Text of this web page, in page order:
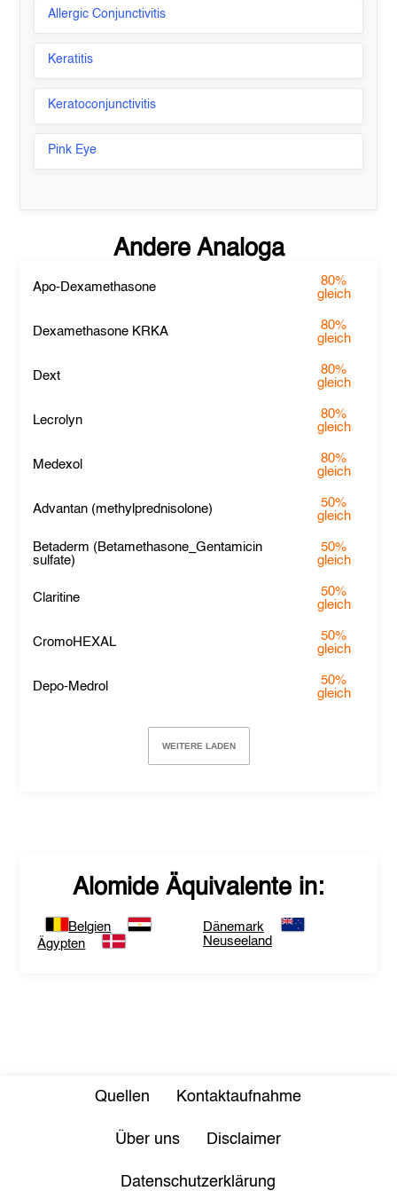
Allergic Conjunctivitis
Keratitis
Keratoconjunctivitis
Pink Eye
Andere Analoga
Apo-Dexamethasone
80%
gleich
Dexamethasone KRKA
80%
gleich
Dext
80%
gleich
Lecrolyn
80%
gleich
Medexol
80%
gleich
Advantan (methylprednisolone)
50%
gleich
Betaderm (Betamethasone_Gentamicin
sulfate)
50%
gleich
Claritine
50%
gleich
CromoHEXAL
50%
gleich
Depo-Medrol
50%
gleich
WEITERE LADEN
Alomide Äquivalente in:
Belgien
Ägypten
Dänemark
Neuseeland
Quellen Kontaktaufnahme
Über uns Disclaimer
Datenschutzerklärung